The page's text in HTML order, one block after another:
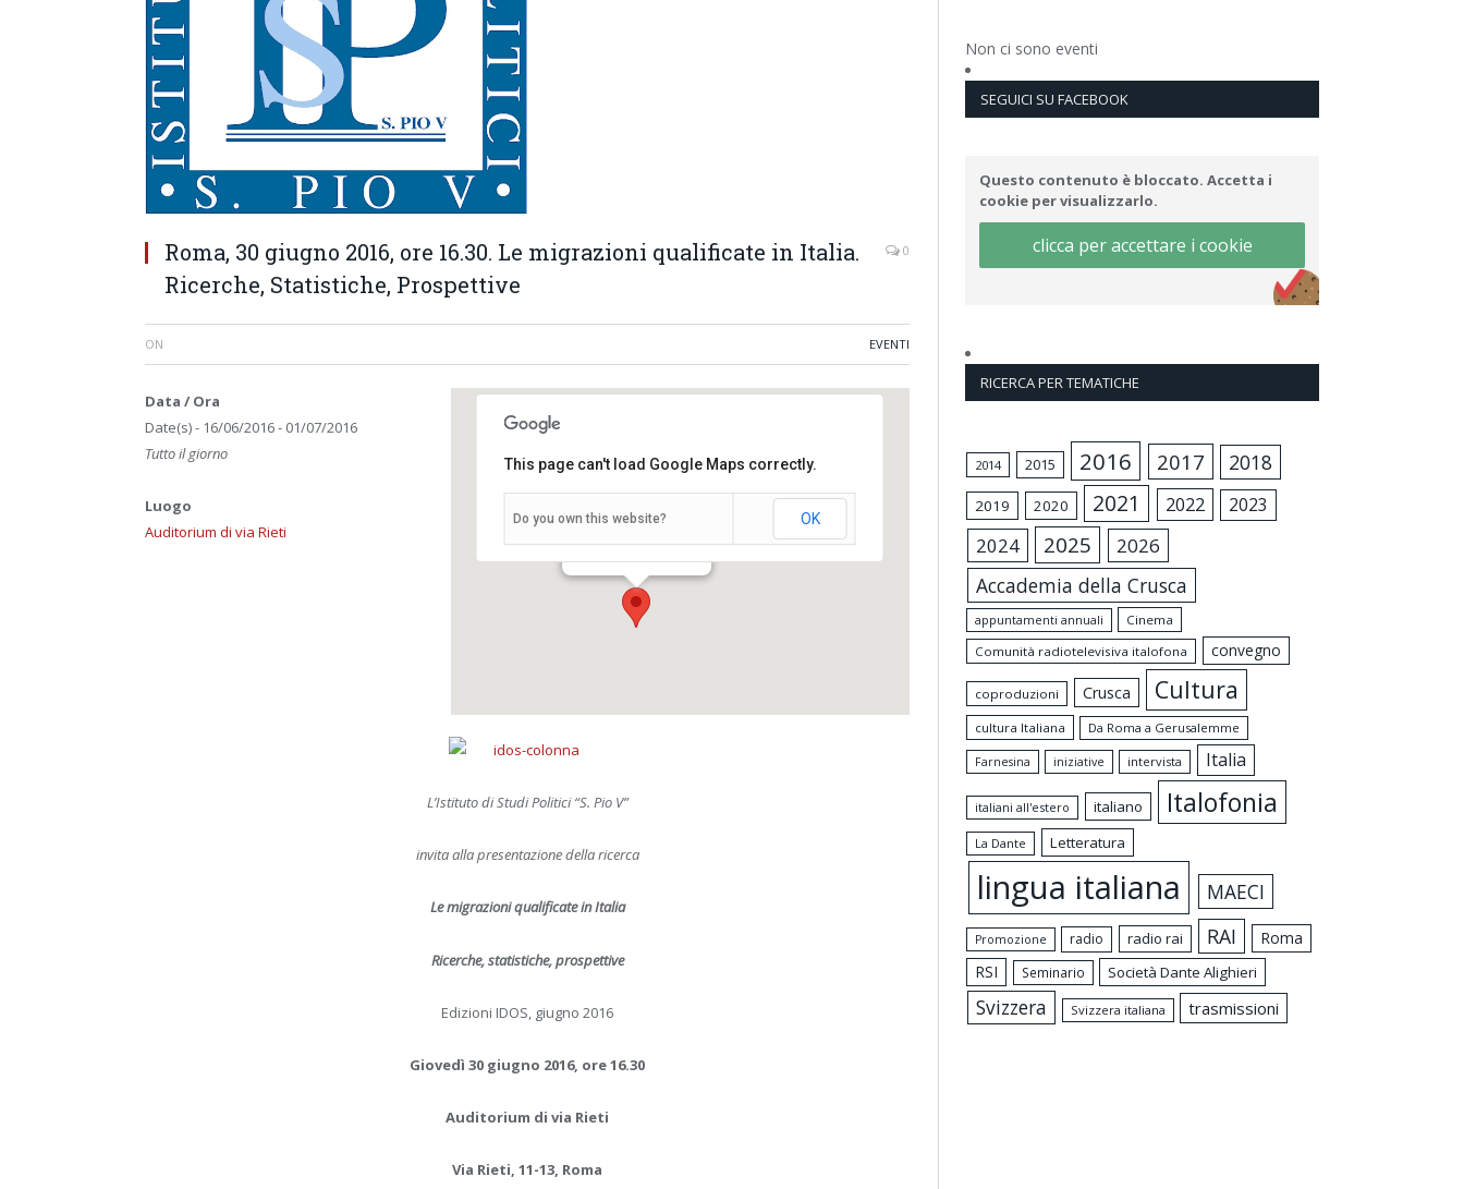
Roma, 30 giugno 2016, ore 16.30. Le migrazioni qualificate in Italia.
Ricerche, Statistiche, Prospettive
0
ON EVENTI
Auditorium di via Rieti
Eventi
This page can't load Google Maps correctly.
Do you own this website? OK
Data / Ora
Date(s) - 16/06/2016 - 01/07/2016
Tutto il giorno
Luogo
Auditorium di via Rieti
L’Istituto di Studi Politici “S. Pio V”
invita alla presentazione della ricerca
Le migrazioni qualificate in Italia
Ricerche, statistiche, prospettive
Edizioni IDOS, giugno 2016
Giovedì 30 giugno 2016, ore 16.30
Auditorium di via Rieti
Via Rieti, 11-13, Roma
Non ci sono eventi
SEGUICI SU FACEBOOK
Questo contenuto è bloccato. Accetta i
cookie per visualizzarlo.
clicca per accettare i cookie
RICERCA PER TEMATICHE
2014 2015 2016 2017 2018
2019 2020 2021 2022 2023
2024 2025 2026
Accademia della Crusca
appuntamenti annuali
Cinema
Comunità radiotelevisiva italofona
convegno
coproduzioni Crusca Cultura
cultura Italiana Da Roma a Gerusalemme
Farnesina iniziative intervista Italia
italiani all'estero italiano Italofonia
La Dante Letteratura
lingua italiana MAECI
Promozione radio radio rai RAI
Roma
RSI
Seminario Società Dante Alighieri
Svizzera Svizzera italiana trasmissioni